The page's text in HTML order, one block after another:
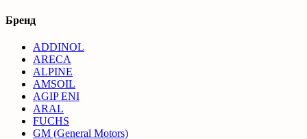
Бренд
ADDINOL
ARECA
ALPINE
AMSOIL
AGIP ENI
ARAL
FUCHS
GM (General Motors)